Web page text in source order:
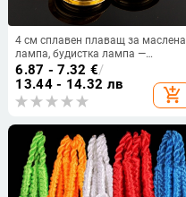
4 см сплавен плаващ за маслена
лампа, будистка лампа —
алуминиев плаващ елемент
6.87 - 7.32 €/
13.44 - 14.32 лв
add_shopping_cart